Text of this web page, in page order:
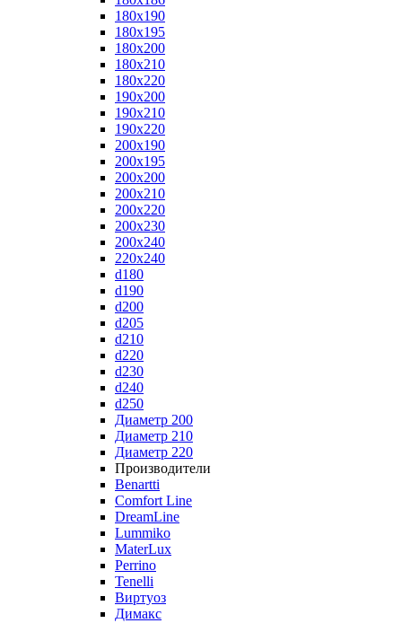
180x190
180x195
180x200
180x210
180x220
190x200
190x210
190x220
200x190
200x195
200x200
200x210
200x220
200x230
200x240
220x240
d180
d190
d200
d205
d210
d220
d230
d240
d250
Диаметр 200
Диаметр 210
Диаметр 220
Производители
Benartti
Comfort Line
DreamLine
Lummiko
MaterLux
Perrino
Tenelli
Виртуоз
Димакс